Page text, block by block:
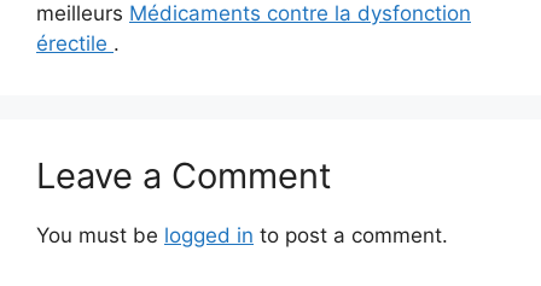
meilleurs Médicaments contre la dysfonction
érectile .
Leave a Comment
You must be logged in to post a comment.